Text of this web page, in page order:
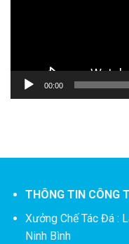
00:00
THÔNG TIN CÔNG
Xưởng Chế Tác Đá :
Ninh Bình